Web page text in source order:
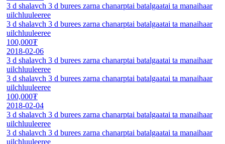
3 d shalavch 3 d burees zarna chanarptai batalgaatai ta manaihaar
uilchluuleeree
3 d shalavch 3 d burees zarna chanarptai batalgaatai ta manaihaar
uilchluuleeree
100,000₮
2018-02-06
3 d shalavch 3 d burees zarna chanarptai batalgaatai ta manaihaar
uilchluuleeree
3 d shalavch 3 d burees zarna chanarptai batalgaatai ta manaihaar
uilchluuleeree
100,000₮
2018-02-04
3 d shalavch 3 d burees zarna chanarptai batalgaatai ta manaihaar
uilchluuleeree
3 d shalavch 3 d burees zarna chanarptai batalgaatai ta manaihaar
uilchluuleeree